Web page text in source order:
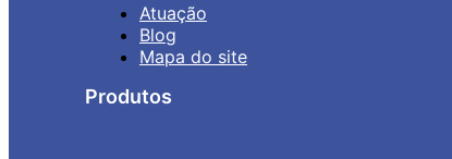
Atuação
Blog
Mapa do site
Produtos